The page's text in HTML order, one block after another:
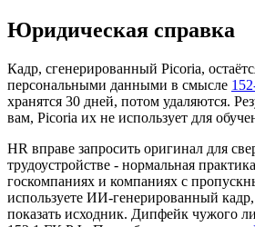
Юридическая справка
Кадр, сгенерированный Picoria,
персональными данными в смысле
хранятся 30 дней, потом удаляются.
вам, Picoria их не использует для
HR вправе запросить оригинал для
трудоустройстве - нормальная
госкомпаниях и компаниях с
используете ИИ-генерированный кадр,
показать исходник. Дипфейк чужого